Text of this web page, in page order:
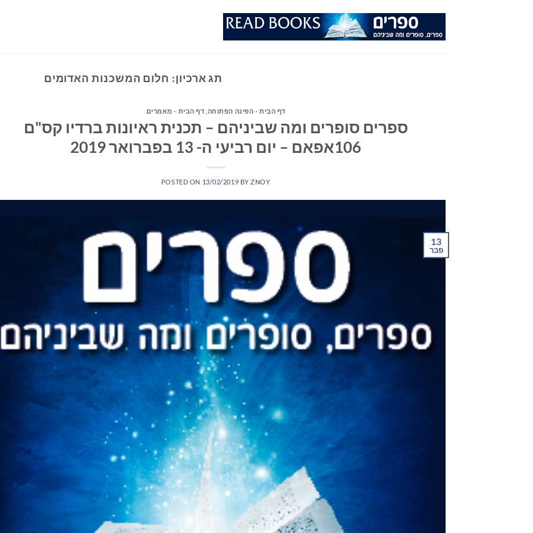
תג ארכיון: חלום המשכנות האדומים
דף הבית - הפינה הפתוחה דף הבית - מאמרים
ספרים סופרים ומה שביניהם – תכנית ראיונות ברדיו קס"ם
106אפאם – יום רביעי ה- 13 בפברואר 2019
POSTED ON 13/02/2019 BYZNOY
13
פבר